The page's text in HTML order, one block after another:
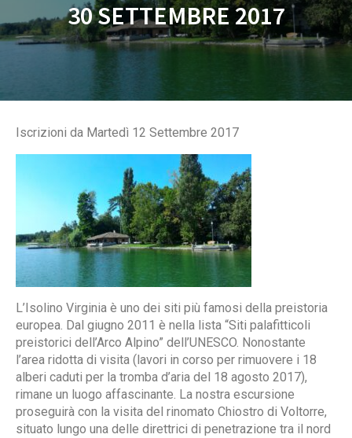
30 SETTEMBRE 2017
Iscrizioni da Martedì 12 Settembre 2017
L’Isolino Virginia è uno dei siti più famosi della preistoria
europea. Dal giugno 2011 è nella lista “Siti palafitticoli
preistorici dell’Arco Alpino” dell’UNESCO. Nonostante
l’area ridotta di visita (lavori in corso per rimuovere i 18
alberi caduti per la tromba d’aria del 18 agosto 2017),
rimane un luogo affascinante. La nostra escursione
proseguirà con la visita del rinomato Chiostro di Voltorre,
situato lungo una delle direttrici di penetrazione tra il nord